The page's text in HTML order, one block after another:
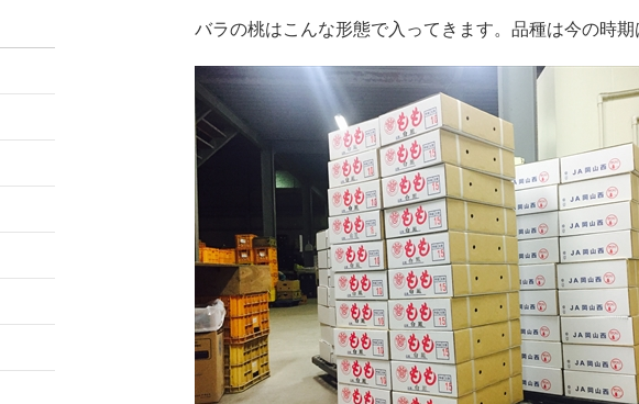
バラの桃はこんな形態で入ってきます。品種は今の時